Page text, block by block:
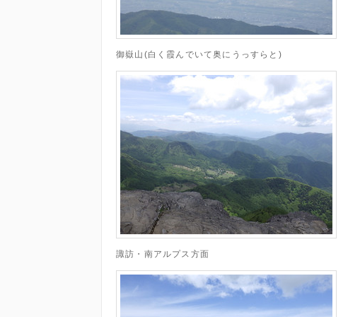
御嶽山(白く霞んでいて奥にうっすらと)
諏訪・南アルプス方面